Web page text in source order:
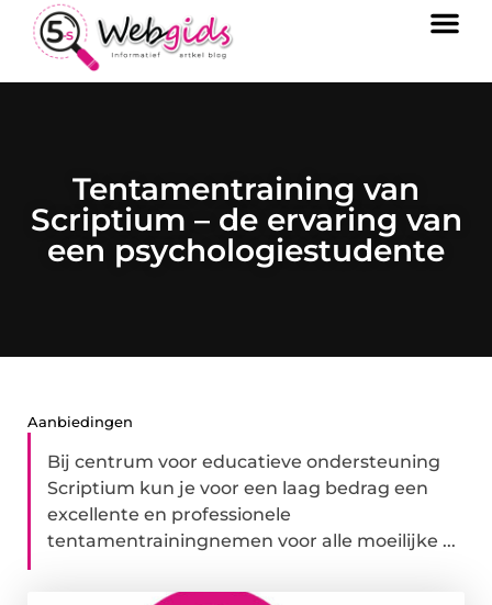
Tentamentraining van
Scriptium – de ervaring van
een psychologiestudente
Aanbiedingen
Bij centrum voor educatieve ondersteuning
Scriptium kun je voor een laag bedrag een
excellente en professionele
tentamentrainingnemen voor alle moeilijke ...